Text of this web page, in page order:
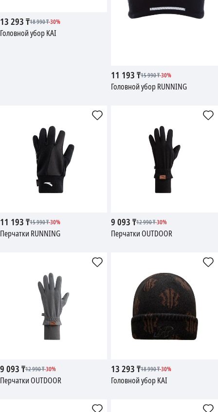
13 293₸18 990₸-30%
Головной убор KAI
11 193₸15 990₸-30%
Головной убор RUNNING
11 193₸15 990₸-30%
Перчатки RUNNING
9 093₸12 990₸-30%
Перчатки OUTDOOR
9 093₸12 990₸-30%
Перчатки OUTDOOR
13 293₸18 990₸-30%
Головной убор KAI